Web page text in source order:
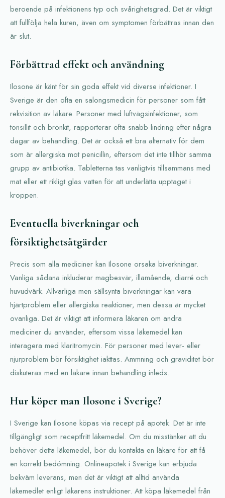
beroende på infektionens typ och svårighetsgrad. Det är viktigt
att fullfölja hela kuren, även om symptomen förbättras innan den
är slut.
Förbättrad effekt och användning
Ilosone är känt för sin goda effekt vid diverse infektioner. I
Sverige är den ofta en salongsmedicin för personer som fått
rekvisition av läkare. Personer med luftvägsinfektioner, som
tonsillit och bronkit, rapporterar ofta snabb lindring efter några
dagar av behandling. Det är också ett bra alternativ för dem
som är allergiska mot penicillin, eftersom det inte tillhör samma
grupp av antibiotika. Tabletterna tas vanligtvis tillsammans med
mat eller ett rikligt glas vatten för att underlätta upptaget i
kroppen.
Eventuella biverkningar och
försiktighetsåtgärder
Precis som alla mediciner kan Ilosone orsaka biverkningar.
Vanliga sådana inkluderar magbesvär, illamående, diarré och
huvudvärk. Allvarliga men sällsynta biverkningar kan vara
hjärtproblem eller allergiska reaktioner, men dessa är mycket
ovanliga. Det är viktigt att informera läkaren om andra
mediciner du använder, eftersom vissa läkemedel kan
interagera med klaritromycin. För personer med lever- eller
njurproblem bör försiktighet iakttas. Ammning och graviditet bör
diskuteras med en läkare innan behandling inleds.
Hur köper man Ilosone i Sverige?
I Sverige kan Ilosone köpas via recept på apotek. Det är inte
tillgängligt som receptfritt läkemedel. Om du misstänker att du
behöver detta läkemedel, bör du kontakta en läkare för att få
en korrekt bedömning. Onlineapotek i Sverige kan erbjuda
bekväm leverans, men det är viktigt att alltid använda
läkemedlet enligt läkarens instruktioner. Att köpa läkemedel från